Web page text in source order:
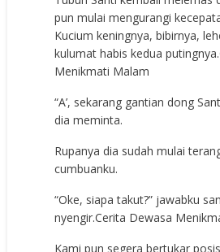
pun mulai mengurangi
Kucium keningnya, bibirnya,
kulumat habis kedua
Menikmati Malam
“A’, sekarang gantian dong
dia meminta.
Rupanya dia sudah mulai
cumbuanku.
“Oke, siapa takut?” jawabku
nyengir.Cerita Dewasa
Kami pun segera bertukar